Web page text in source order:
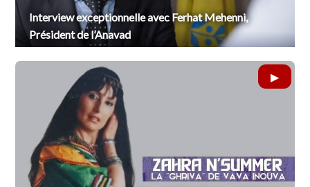
Interview exceptionnelle avec Ferhat Mehenni,
Président de l’Anavad